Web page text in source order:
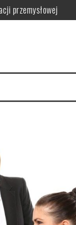
przemysłowej